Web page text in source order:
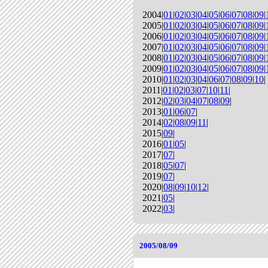
2004|01 |02|03|04|05|06|07|08|09|
2005|01 |02|03|04|05|06|07|08|09|
2006|01 |02|03|04|05|06|07|08|09|
2007|01 |02|03|04|05|06|07|08|09|
2008|01 |02|03|04|05|06|07|08|09|
2009|01 |02|03|04|05|06|07|08|09|
2010|01 |02|03|04|06|07|08|09|10|
2011|01 |02|03|07|10|11 |
2012|02|03|04|07|08|09|
2013|01 |06|07|
2014|02|08|09|11 |
2015|09|
2016|01 |05|
2017|07|
2018|05|07|
2019|07|
2020|08|09|10|12|
2021|05|
2022|03|
2005/08/09